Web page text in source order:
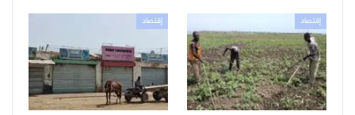
إقتصاد إقتصاد